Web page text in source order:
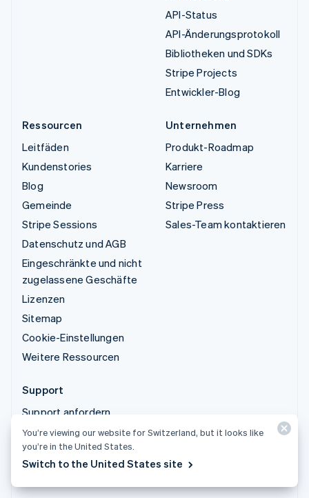
API-Status
API-Änderungsprotokoll
Bibliotheken und SDKs
Stripe Projects
Entwickler-Blog
Ressourcen
Leitfäden
Kundenstories
Blog
Gemeinde
Stripe Sessions
Datenschutz und AGB
Eingeschränkte und nicht
zugelassene Geschäfte
Lizenzen
Sitemap
Cookie-Einstellungen
Weitere Ressourcen
Unternehmen
Produkt-Roadmap
Karriere
Newsroom
Stripe Press
Sales-Team kontaktieren
Support
Support anfordern
Verwaltete Supportpläne
© 2026 Stripe, LLC
You’re viewing our website for Switzerland, but it looks like
you’re in the United States.
Switch to the United States site